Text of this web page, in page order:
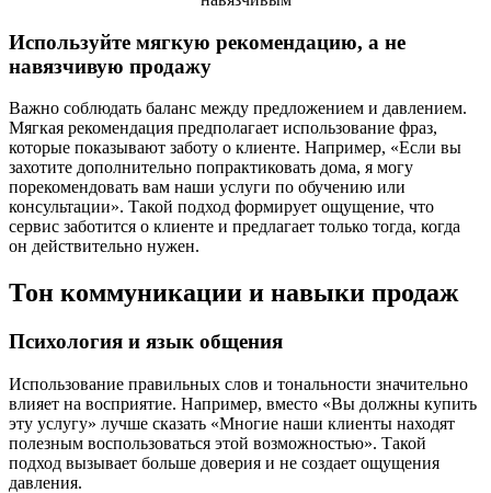
Используйте мягкую рекомендацию, а не
навязчивую продажу
Важно соблюдать баланс между предложением и давлением.
Мягкая рекомендация предполагает использование фраз,
которые показывают заботу о клиенте. Например, «Если вы
захотите дополнительно попрактиковать дома, я могу
порекомендовать вам наши услуги по обучению или
консультации». Такой подход формирует ощущение, что
сервис заботится о клиенте и предлагает только тогда, когда
он действительно нужен.
Тон коммуникации и навыки продаж
Психология и язык общения
Использование правильных слов и тональности значительно
влияет на восприятие. Например, вместо «Вы должны купить
эту услугу» лучше сказать «Многие наши клиенты находят
полезным воспользоваться этой возможностью». Такой
подход вызывает больше доверия и не создает ощущения
давления.